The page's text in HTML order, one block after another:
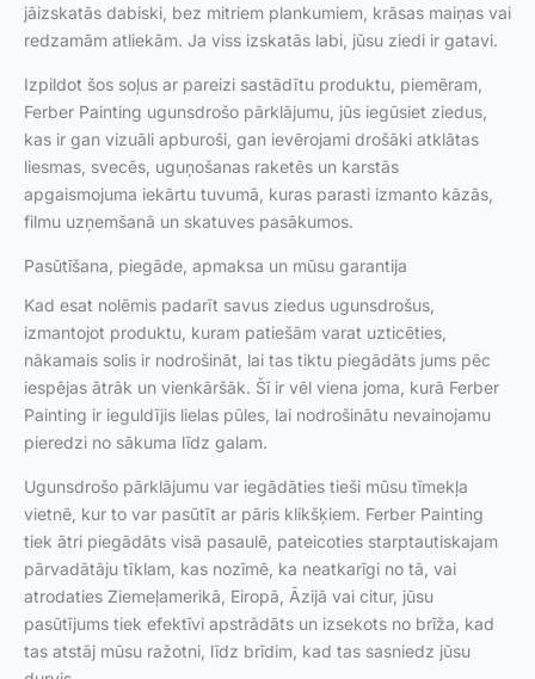
jāizskatās dabiski, bez mitriem plankumiem, krāsas maiņas vai
redzamām atliekām. Ja viss izskatās labi, jūsu ziedi ir gatavi.
Izpildot šos soļus ar pareizi sastādītu produktu, piemēram,
Ferber Painting ugunsdrošo pārklājumu, jūs iegūsiet ziedus,
kas ir gan vizuāli apburoši, gan ievērojami drošāki atklātas
liesmas, svecēs, uguņošanas raketēs un karstās
apgaismojuma iekārtu tuvumā, kuras parasti izmanto kāzās,
filmu uzņemšanā un skatuves pasākumos.
Pasūtīšana, piegāde, apmaksa un mūsu garantija
Kad esat nolēmis padarīt savus ziedus ugunsdrošus,
izmantojot produktu, kuram patiešām varat uzticēties,
nākamais solis ir nodrošināt, lai tas tiktu piegādāts jums pēc
iespējas ātrāk un vienkāršāk. Šī ir vēl viena joma, kurā Ferber
Painting ir ieguldījis lielas pūles, lai nodrošinātu nevainojamu
pieredzi no sākuma līdz galam.
Ugunsdrošo pārklājumu var iegādāties tieši mūsu tīmekļa
vietnē, kur to var pasūtīt ar pāris klikšķiem. Ferber Painting
tiek ātri piegādāts visā pasaulē, pateicoties starptautiskajam
pārvadātāju tīklam, kas nozīmē, ka neatkarīgi no tā, vai
atrodaties Ziemeļamerikā, Eiropā, Āzijā vai citur, jūsu
pasūtījums tiek efektīvi apstrādāts un izsekots no brīža, kad
tas atstāj mūsu ražotni, līdz brīdim, kad tas sasniedz jūsu